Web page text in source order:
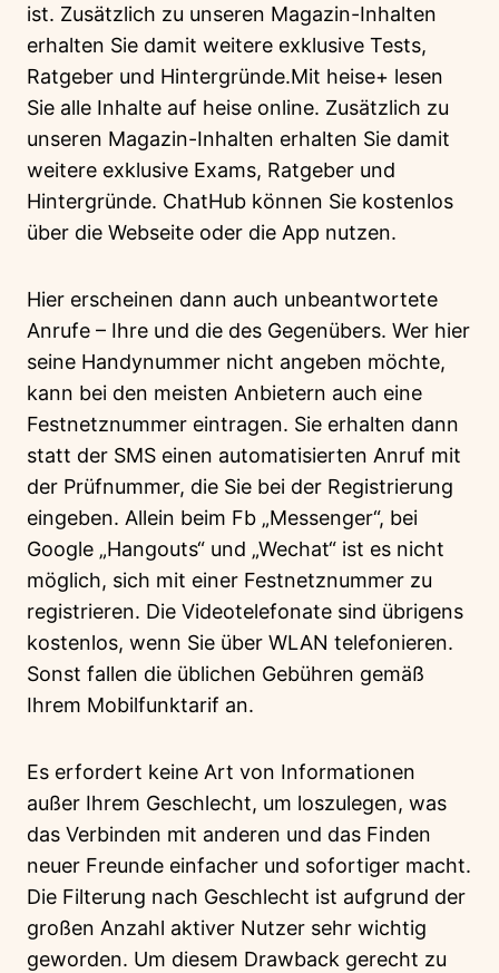
ist. Zusätzlich zu unseren Magazin-Inhalten
erhalten Sie damit weitere exklusive Tests,
Ratgeber und Hintergründe.Mit heise+ lesen
Sie alle Inhalte auf heise online. Zusätzlich zu
unseren Magazin-Inhalten erhalten Sie damit
weitere exklusive Exams, Ratgeber und
Hintergründe. ChatHub können Sie kostenlos
über die Webseite oder die App nutzen.
Hier erscheinen dann auch unbeantwortete
Anrufe – Ihre und die des Gegenübers. Wer hier
seine Handynummer nicht angeben möchte,
kann bei den meisten Anbietern auch eine
Festnetznummer eintragen. Sie erhalten dann
statt der SMS einen automatisierten Anruf mit
der Prüfnummer, die Sie bei der Registrierung
eingeben. Allein beim Fb „Messenger“, bei
Google „Hangouts“ und „Wechat“ ist es nicht
möglich, sich mit einer Festnetznummer zu
registrieren. Die Videotelefonate sind übrigens
kostenlos, wenn Sie über WLAN telefonieren.
Sonst fallen die üblichen Gebühren gemäß
Ihrem Mobilfunktarif an.
Es erfordert keine Art von Informationen
außer Ihrem Geschlecht, um loszulegen, was
das Verbinden mit anderen und das Finden
neuer Freunde einfacher und sofortiger macht.
Die Filterung nach Geschlecht ist aufgrund der
großen Anzahl aktiver Nutzer sehr wichtig
geworden. Um diesem Drawback gerecht zu